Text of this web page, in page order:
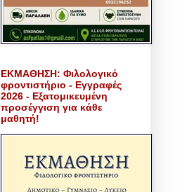
ΕΚΜΑΘΗΣΗ: Φιλολογικό
φροντιστήριο - Εγγραφές
2026 - Εξατομικευμένη
προσέγγιση για κάθε
μαθητή!